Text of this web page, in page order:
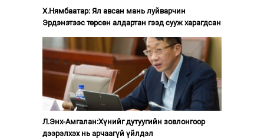
Х.Нямбаатар: Ял авсан мань луйварчин
Эрдэнэтээс төрсөн алдартан гээд сууж харагдсан
Л.Энх-Амгалан:Хүнийг дутуугийн зовлонгоор
дээрэлхэх нь арчаагүй үйлдэл